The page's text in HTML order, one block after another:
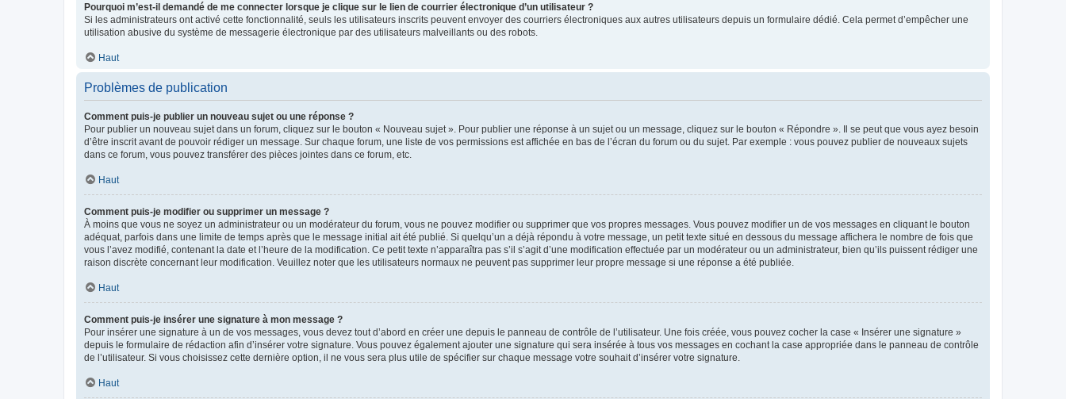
Pourquoi m’est-il demandé de me connecter lorsque je clique sur le lien de courrier électronique d’un utilisateur ?
Si les administrateurs ont activé cette fonctionnalité, seuls les utilisateurs inscrits peuvent envoyer des courriers électroniques aux autres utilisateurs depuis un formulaire dédié. Cela permet d’empêcher une
utilisation abusive du système de messagerie électronique par des utilisateurs malveillants ou des robots.
Haut
Problèmes de publication
Comment puis-je publier un nouveau sujet ou une réponse ?
Pour publier un nouveau sujet dans un forum, cliquez sur le bouton « Nouveau sujet ». Pour publier une réponse à un sujet ou un message, cliquez sur le bouton « Répondre ». Il se peut que vous ayez besoin
d’être inscrit avant de pouvoir rédiger un message. Sur chaque forum, une liste de vos permissions est affichée en bas de l’écran du forum ou du sujet. Par exemple : vous pouvez publier de nouveaux sujets
dans ce forum, vous pouvez transférer des pièces jointes dans ce forum, etc.
Haut
Comment puis-je modifier ou supprimer un message ?
À moins que vous ne soyez un administrateur ou un modérateur du forum, vous ne pouvez modifier ou supprimer que vos propres messages. Vous pouvez modifier un de vos messages en cliquant le bouton
adéquat, parfois dans une limite de temps après que le message initial ait été publié. Si quelqu’un a déjà répondu à votre message, un petit texte situé en dessous du message affichera le nombre de fois que
vous l’avez modifié, contenant la date et l’heure de la modification. Ce petit texte n’apparaîtra pas s’il s’agit d’une modification effectuée par un modérateur ou un administrateur, bien qu’ils puissent rédiger une
raison discrète concernant leur modification. Veuillez noter que les utilisateurs normaux ne peuvent pas supprimer leur propre message si une réponse a été publiée.
Haut
Comment puis-je insérer une signature à mon message ?
Pour insérer une signature à un de vos messages, vous devez tout d’abord en créer une depuis le panneau de contrôle de l’utilisateur. Une fois créée, vous pouvez cocher la case « Insérer une signature »
depuis le formulaire de rédaction afin d’insérer votre signature. Vous pouvez également ajouter une signature qui sera insérée à tous vos messages en cochant la case appropriée dans le panneau de contrôle
de l’utilisateur. Si vous choisissez cette dernière option, il ne vous sera plus utile de spécifier sur chaque message votre souhait d’insérer votre signature.
Haut